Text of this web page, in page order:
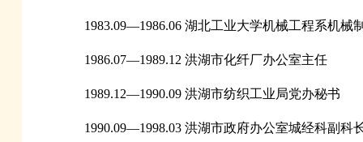
1983.09—1986.06 湖北工业大学机械工程系机械
1986.07—1989.12 洪湖市化纤厂办公室主任
1989.12—1990.09 洪湖市纺织工业局党办秘书
1990.09—1998.03 洪湖市政府办公室城经科副科